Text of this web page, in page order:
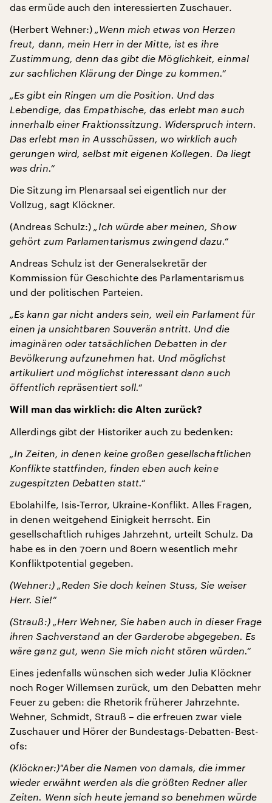
das ermüde auch den interessierten Zuschauer.
(Herbert Wehner:) „Wenn mich etwas von Herzen
freut, dann, mein Herr in der Mitte, ist es ihre
Zustimmung, denn das gibt die Möglichkeit, einmal
zur sachlichen Klärung der Dinge zu kommen.“
„Es gibt ein Ringen um die Position. Und das
Lebendige, das Empathische, das erlebt man auch
innerhalb einer Fraktionssitzung. Widerspruch intern.
Das erlebt man in Ausschüssen, wo wirklich auch
gerungen wird, selbst mit eigenen Kollegen. Da liegt
was drin.“
Die Sitzung im Plenarsaal sei eigentlich nur der
Vollzug, sagt Klöckner.
(Andreas Schulz:) „Ich würde aber meinen, Show
gehört zum Parlamentarismus zwingend dazu.“
Andreas Schulz ist der Generalsekretär der
Kommission für Geschichte des Parlamentarismus
und der politischen Parteien.
„Es kann gar nicht anders sein, weil ein Parlament für
einen ja unsichtbaren Souverän antritt. Und die
imaginären oder tatsächlichen Debatten in der
Bevölkerung aufzunehmen hat. Und möglichst
artikuliert und möglichst interessant dann auch
öffentlich repräsentiert soll.“
Will man das wirklich: die Alten zurück?
Allerdings gibt der Historiker auch zu bedenken:
„In Zeiten, in denen keine großen gesellschaftlichen
Konflikte stattfinden, finden eben auch keine
zugespitzten Debatten statt.“
Ebolahilfe, Isis-Terror, Ukraine-Konflikt. Alles Fragen,
in denen weitgehend Einigkeit herrscht. Ein
gesellschaftlich ruhiges Jahrzehnt, urteilt Schulz. Da
habe es in den 70ern und 80ern wesentlich mehr
Konfliktpotential gegeben.
(Wehner:) „Reden Sie doch keinen Stuss, Sie weiser
Herr. Sie!“
(Strauß:) „Herr Wehner, Sie haben auch in dieser Frage
ihren Sachverstand an der Garderobe abgegeben. Es
wäre ganz gut, wenn Sie mich nicht stören würden.“
Eines jedenfalls wünschen sich weder Julia Klöckner
noch Roger Willemsen zurück, um den Debatten mehr
Feuer zu geben: die Rhetorik früherer Jahrzehnte.
Wehner, Schmidt, Strauß – die erfreuen zwar viele
Zuschauer und Hörer der Bundestags-Debatten-Best-
ofs:
(Klöckner:)"Aber die Namen von damals, die immer
wieder erwähnt werden als die größten Redner aller
Zeiten. Wenn sich heute jemand so benehmen würde